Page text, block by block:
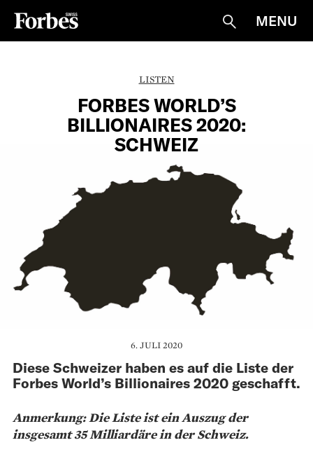
Suche
MENU
LISTEN
FORBES WORLD’S
BILLIONAIRES 2020:
SCHWEIZ
6. JULI 2020
Diese Schweizer haben es auf die Liste der
Forbes World’s Billionaires 2020 geschafft.
Anmerkung: Die Liste ist ein Auszug der
insgesamt 35 Milliardäre in der Schweiz.